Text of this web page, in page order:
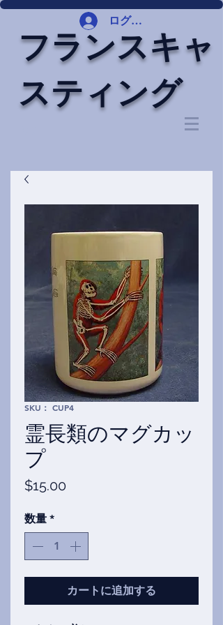
ログイン
フランスキャ
スティング
SKU： CUP4
霊長類のマグカッ
プ
$15.00価
数量 *
カートに追加する